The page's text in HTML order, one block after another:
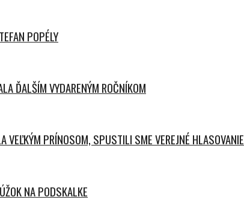
POPÉLY
ĎALŠÍM VYDARENÝM ROČNÍKOM
VEĽKÝM PRÍNOSOM, SPUSTILI SME VEREJNÉ HLASOVANIE
NA PODSKALKE